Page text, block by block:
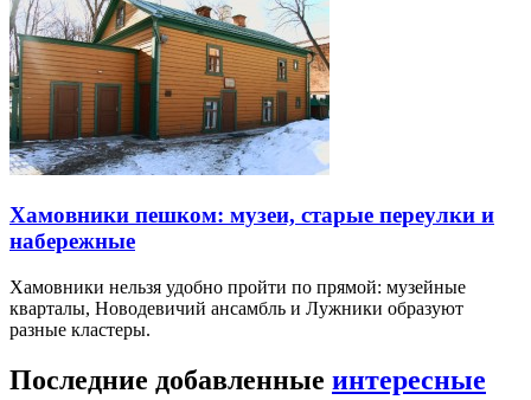
Хамовники пешком: музеи, старые переулки и
набережные
Хамовники нельзя удобно пройти по прямой: музейные
кварталы, Новодевичий ансамбль и Лужники образуют
разные кластеры.
Последние добавленные интересные